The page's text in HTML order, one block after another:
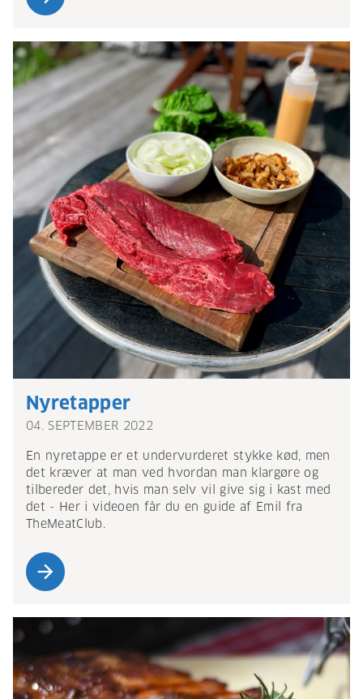
Nyretapper
04. SEPTEMBER 2022
En nyretappe er et undervurderet stykke kød, men
det kræver at man ved hvordan man klargøre og
tilbereder det, hvis man selv vil give sig i kast med
det - Her i videoen får du en guide af Emil fra
TheMeatClub.
arrow_forward